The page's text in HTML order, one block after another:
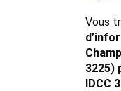
Vous
3225)
IDCC